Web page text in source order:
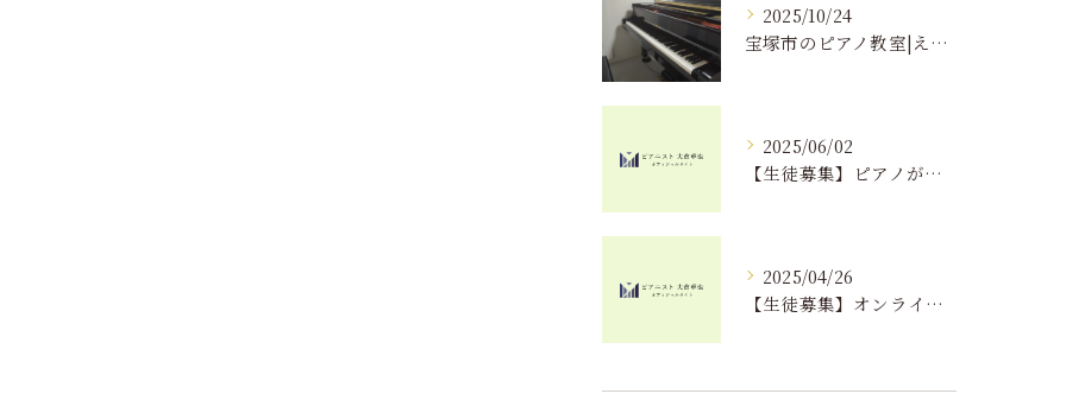
2025/10/24
宝塚市のピアノ教室|えんつミュージック
2025/06/02
【生徒募集】ピアノが上達する秘訣！？｜えんつミュージック
2025/04/26
【生徒募集】オンラインでピアノレッスンが受けられる！？